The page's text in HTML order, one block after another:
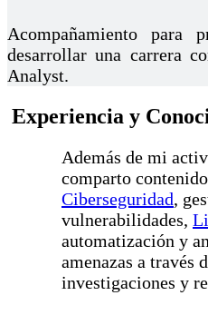
Acompañamiento para
desarrollar una carrera
Analyst.
Experiencia y
Además de mi
comparto
Ciberseguridad,
vulnerabilidades,
automatización y
amenazas a través
investigaciones y